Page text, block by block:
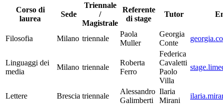
Corso di
laurea
Sede
Triennale
/
Magistrale
Referente
di stage
Tutor
Filosofia Milano triennale
Paola
Muller
Georgia
Conte
Linguaggi dei
media
Milano triennale
Roberta
Ferro
Federica
Cavaletti
Paolo
Villa
Lettere Brescia triennale
Alessandro
Galimberti
Ilaria
Mirani